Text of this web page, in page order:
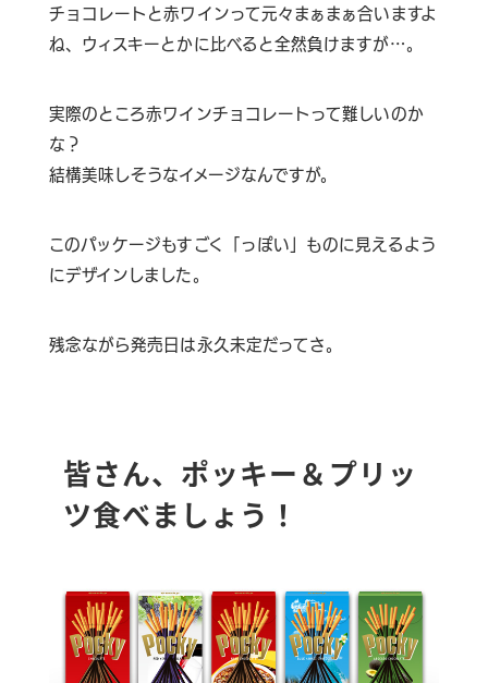
チョコレートと赤ワインって元々まぁまぁ合いますよ
ね、ウィスキーとかに比べると全然負けますが…。
実際のところ赤ワインチョコレートって難しいのか
な？
結構美味しそうなイメージなんですが。
このパッケージもすごく「っぽい」ものに見えるよう
にデザインしました。
残念ながら発売日は永久未定だってさ。
皆さん、ポッキー＆プリッ
ツ食べましょう！